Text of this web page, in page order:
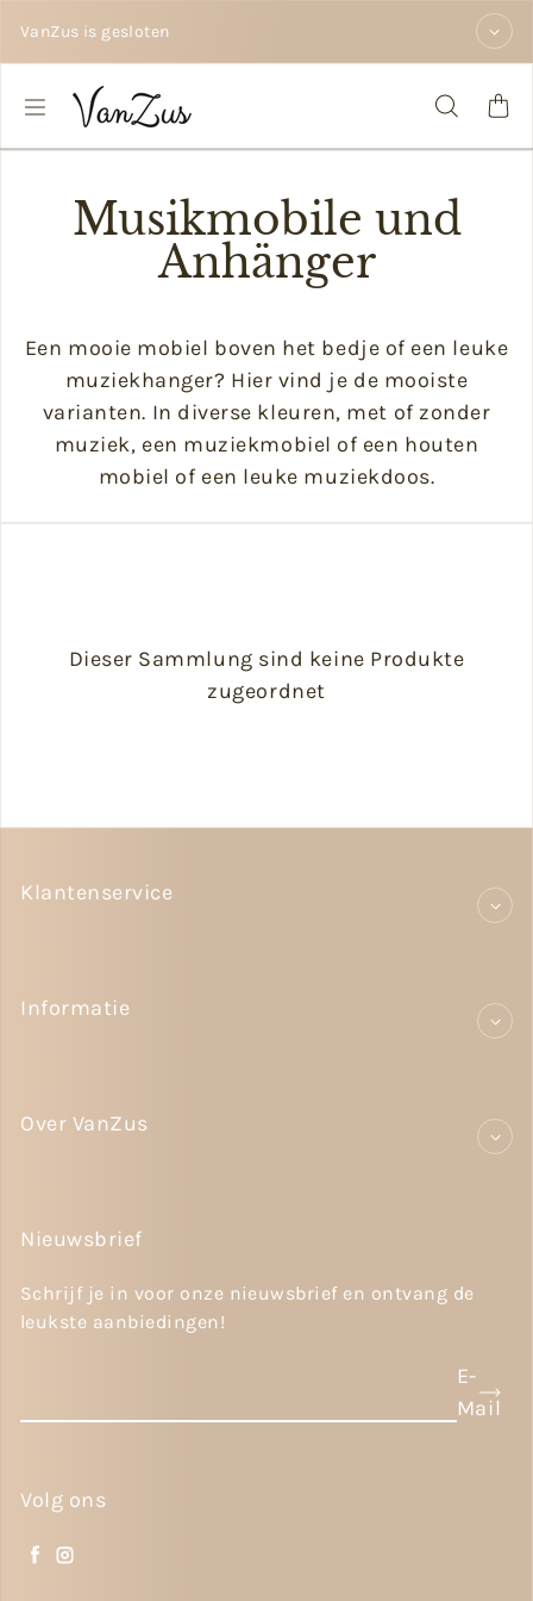
VanZus is gesloten
Musikmobile und
Anhänger
Een mooie mobiel boven het bedje of een leuke
muziekhanger? Hier vind je de mooiste
varianten. In diverse kleuren, met of zonder
muziek, een muziekmobiel of een houten
mobiel of een leuke muziekdoos.
Dieser Sammlung sind keine Produkte
zugeordnet
Klantenservice
Informatie
Over VanZus
Nieuwsbrief
Schrijf je in voor onze nieuwsbrief en ontvang de
leukste aanbiedingen!
E-
Mail
Volg ons
Facebook
Instagram